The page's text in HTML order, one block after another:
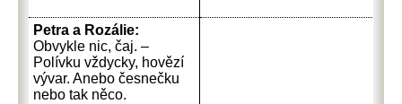
Petra a Rozálie:
Obvykle nic, čaj. –
Polívku vždycky, hovězí
vývar. Anebo česnečku
nebo tak něco.